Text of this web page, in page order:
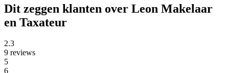
Dit zeggen klanten over Leon Makelaar
en Taxateur
2.3
9 reviews
5
6